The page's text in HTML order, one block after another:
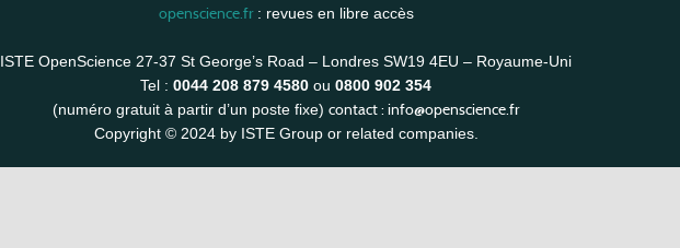
openscience.fr: revues en libre accès
ISTE OpenScience 27-37 St George’s Road – Londres SW19 4EU – Royaume-Uni
Tel : 0044 208 879 4580 ou 0800 902 354
(numéro gratuit à partir d’un poste fixe) contact : info@openscience.fr
Copyright © 2024 by ISTE Group or related companies.